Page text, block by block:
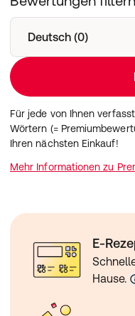
Deutsch (0)
Für jede von Ihnen
Wörtern (=
Ihren nächsten Einkauf!
Mehr Informationen zu
E-
Hause.